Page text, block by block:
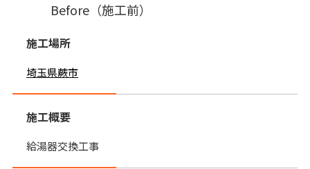
Before（施工前）
施工場所
埼玉県蕨市
施工概要
給湯器交換工事